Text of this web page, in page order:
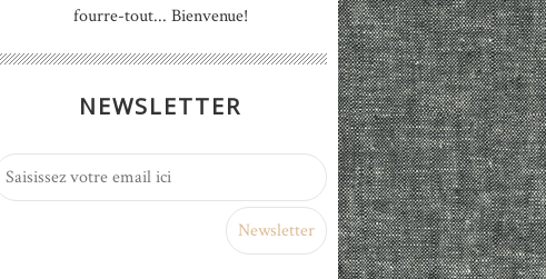
fourre-tout... Bienvenue!
NEWSLETTER